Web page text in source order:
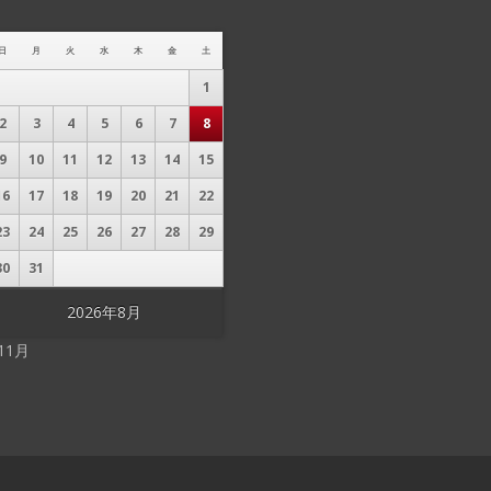
2026年8月
日 月 火 水 木 金 土
1
2
3 4 5 6 7
8
9
10 11 12 13 14
15
17 18 19 20 21
22
24 25 26 27 28
29
31
月